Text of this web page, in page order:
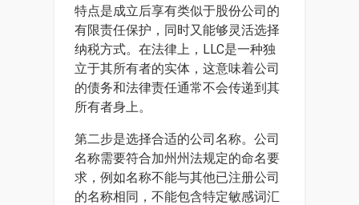
特点是成立后享有类似于股份公司的
有限责任保护，同时又能够灵活选择
纳税方式。在法律上，LLC是一种独
立于其所有者的实体，这意味着公司
的债务和法律责任通常不会传递到其
所有者身上。
第二步是选择合适的公司名称。公司
名称需要符合加州州法规定的命名要
求，例如名称不能与其他已注册公司
的名称相同，不能包含特定敏感词汇